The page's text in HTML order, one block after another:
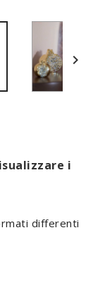

i
differenti